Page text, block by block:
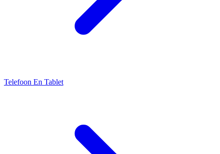
Telefoon En Tablet